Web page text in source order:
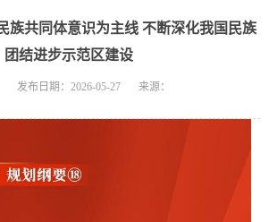
族共同体意识为主线 不断深化我国民族
团结进步示范区建设
发布日期：2026-05-27 来源：